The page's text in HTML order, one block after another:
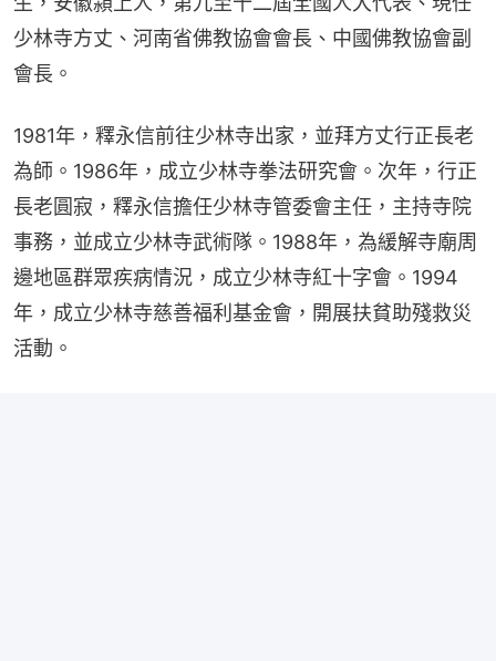
少林寺方丈、河南省佛教協會會長、中國佛教協會副
會長。
1981年，釋永信前往少林寺出家，並拜方丈行正長老
為師。1986年，成立少林寺拳法研究會。次年，行正
長老圓寂，釋永信擔任少林寺管委會主任，主持寺院
事務，並成立少林寺武術隊。1988年，為緩解寺廟周
邊地區群眾疾病情況，成立少林寺紅十字會。1994
年，成立少林寺慈善福利基金會，開展扶貧助殘救災
活動。